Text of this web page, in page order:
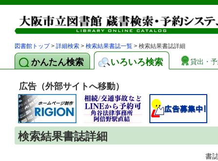
図書館トップ> 詳細検索 > 検索結果書誌一覧 > 検索結果書誌詳細
かんたん検索 いろいろ検索 貸出・
広告（外部サイトへ移動）
検索結果書誌詳細
書